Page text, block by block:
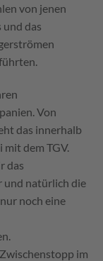
von jenen
und das
Von
das innerhalb
dem TGV.
das
und natürlich die
noch eine
im